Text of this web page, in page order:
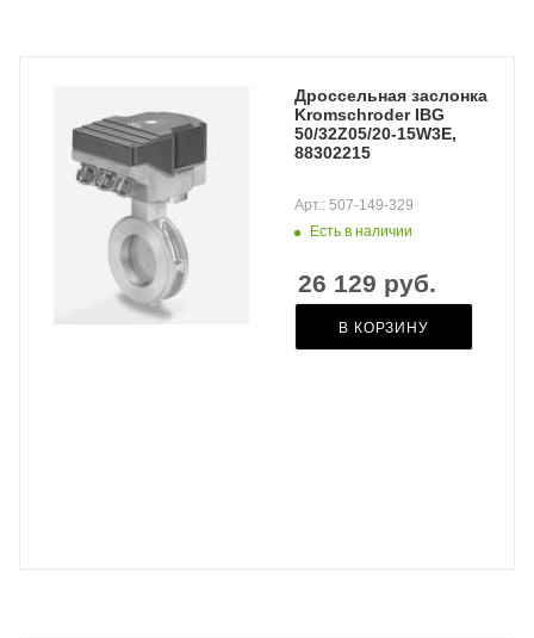
Дроссельная заслонка
Kromschroder IBG
50/32Z05/20-15W3E,
88302215
Есть в наличии
Арт.: 507-149-329
26 129 руб.
В КОРЗИНУ